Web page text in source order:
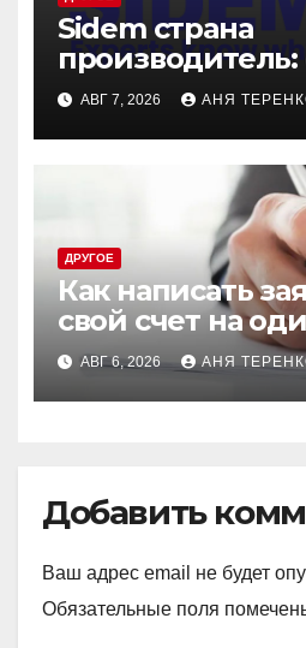
Sidem страна
производитель:
родом эти
АВГ 7, 2026 АНЯ
ДРУГОЕ
Как написать
свой счет на
АВГ 6, 2026 АНЯ
Добавить
Ваш адрес email не будет
Обязательные поля